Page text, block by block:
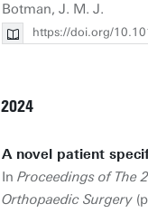
Botman, J. M. J.
https://doi.org/
2024
A novel patient
In Proceedings of The
Orthopaedic Surgery